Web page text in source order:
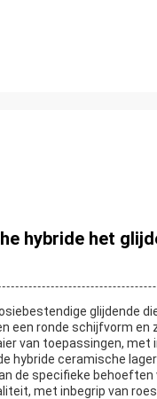
hybride het
glijdende
een ronde schijfvorm
van toepassingen, met
hybride ceramische
de specifieke
met inbegrip van